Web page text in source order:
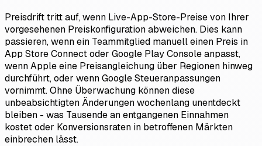
Preisdrift tritt auf, wenn Live-App-Store-Preise von Ihrer
vorgesehenen Preiskonfiguration abweichen. Dies kann
passieren, wenn ein Teammitglied manuell einen Preis in
App Store Connect oder Google Play Console anpasst,
wenn Apple eine Preisangleichung über Regionen hinweg
durchführt, oder wenn Google Steueranpassungen
vornimmt. Ohne Überwachung können diese
unbeabsichtigten Änderungen wochenlang unentdeckt
bleiben - was Tausende an entgangenen Einnahmen
kostet oder Konversionsraten in betroffenen Märkten
einbrechen lässt.